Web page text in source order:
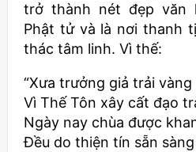
trở thành nét đẹp văn
Phật tử và là nơi thanh
thác tâm linh. Vì thế:
“Xưa trưởng giả trải vàng
Vì Thế Tôn xây cất đạo
Ngày nay chùa được
Đều do thiện tín sẵn